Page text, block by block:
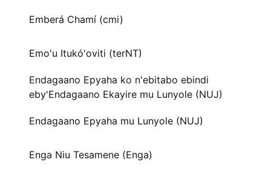
Emberá Chamí (cmi)
Emo'u Itukó'oviti (terNT)
Endagaano Epyaha ko n'ebitabo ebindi
eby'Endagaano Ekayire mu Lunyole (NUJ)
Endagaano Epyaha mu Lunyole (NUJ)
Enga Niu Tesamene (Enga)